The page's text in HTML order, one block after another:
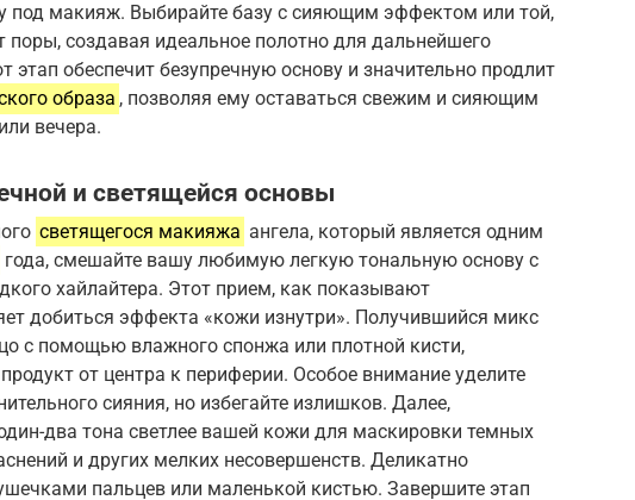
под макияж. Выбирайте базу с сияющим эффектом или той,
поры, создавая идеальное полотно для дальнейшего
этап обеспечит безупречную основу и значительно продлит
образа , позволяя ему оставаться свежим и сияющим
вечера.
и светящейся основы
светящегося макияжа ангела, который является одним
года, смешайте вашу любимую легкую тональную основу с
хайлайтера. Этот прием, как показывают
добиться эффекта «кожи изнутри». Получившийся микс
с помощью влажного спонжа или плотной кисти,
от центра к периферии. Особое внимание уделите
сияния, но избегайте излишков. Далее,
два тона светлее вашей кожи для маскировки темных
и других мелких несовершенств. Деликатно
пальцев или маленькой кистью. Завершите этап